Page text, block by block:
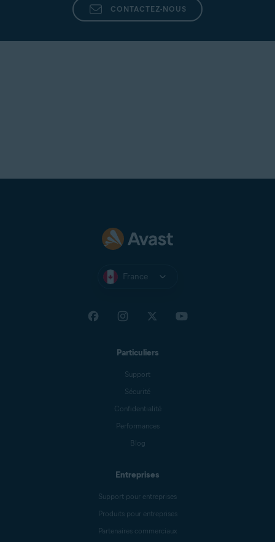
CONTACTEZ-NOUS
France
Particuliers
Support
Sécurité
Confidentialité
Performances
Blog
Entreprises
Support pour entreprises
Produits pour entreprises
Partenaires commerciaux